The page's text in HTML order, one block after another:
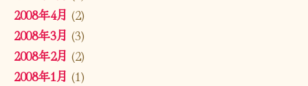
2008年4月 (2)
2008年3月 (3)
2008年2月 (2)
2008年1月 (1)